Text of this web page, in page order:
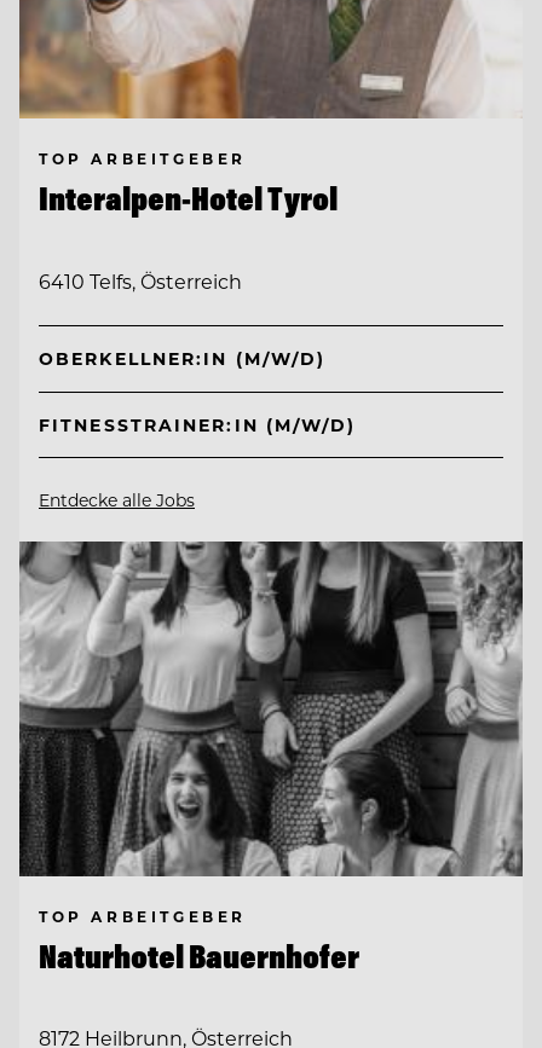
TOP ARBEITGEBER
Interalpen-Hotel Tyrol
6410 Telfs, Österreich
OBERKELLNER:IN (M/W/D)
FITNESSTRAINER:IN (M/W/D)
Entdecke alle Jobs
TOP ARBEITGEBER
Naturhotel Bauernhofer
8172 Heilbrunn, Österreich